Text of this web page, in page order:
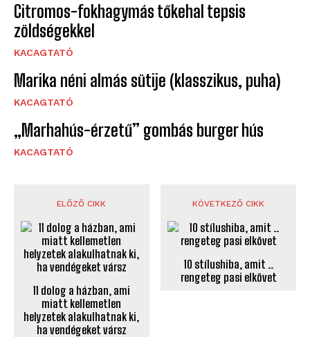
Citromos-fokhagymás tőkehal tepsis
zöldségekkel
KACAGTATÓ
Marika néni almás sütije (klasszikus, puha)
KACAGTATÓ
„Marhahús-érzetű” gombás burger hús
KACAGTATÓ
ELŐZŐ CIKK
11 dolog a házban, ami
miatt kellemetlen
helyzetek alakulhatnak ki,
ha vendégeket vársz
KÖVETKEZŐ CIKK
10 stílushiba, amit ..
rengeteg pasi elkövet